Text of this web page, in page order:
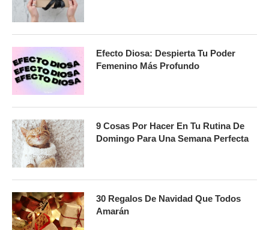
Efecto Diosa: Despierta Tu Poder
Femenino Más Profundo
9 Cosas Por Hacer En Tu Rutina De
Domingo Para Una Semana Perfecta
30 Regalos De Navidad Que Todos
Amarán